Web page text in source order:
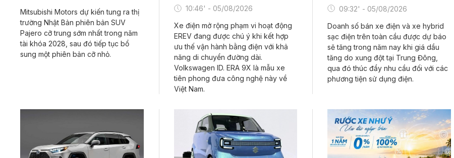
Mitsubishi Motors dự kiến tung ra thị
trường Nhật Bản phiên bản SUV
Pajero cỡ trung sớm nhất trong năm
tài khóa 2028, sau đó tiếp tục bổ
sung một phiên bản cỡ nhỏ.
10:46' - 05/08/2026
Xe điện mở rộng phạm vi hoạt động
EREV đang được chú ý khi kết hợp
ưu thế vận hành bằng điện với khả
năng di chuyển đường dài.
Volkswagen ID. ERA 9X là mẫu xe
tiên phong đưa công nghệ này về
Việt Nam.
09:32' - 05/08/2026
Doanh số bán xe điện và xe hybrid
sạc điện trên toàn cầu được dự báo
sẽ tăng trong năm nay khi giá dầu
tăng do xung đột tại Trung Đông,
qua đó thúc đẩy nhu cầu đối với các
phương tiện sử dụng điện.